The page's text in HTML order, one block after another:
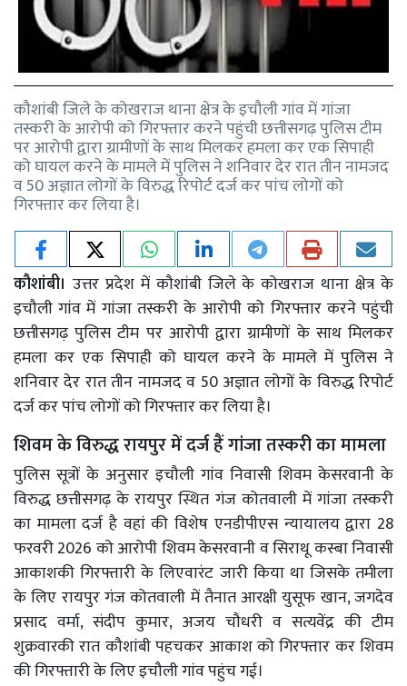
कौशांबी जिले के कोखराज थाना क्षेत्र के इचौली गांव में गांजा
तस्करी के आरोपी को गिरफ्तार करने पहुंची छत्तीसगढ़ पुलिस टीम
पर आरोपी द्वारा ग्रामीणों के साथ मिलकर हमला कर एक सिपाही
को घायल करने के मामले में पुलिस ने शनिवार देर रात तीन नामजद
व 50 अज्ञात लोगों के विरुद्ध रिपोर्ट दर्ज कर पांच लोगों को
गिरफ्तार कर लिया है।
कौशांबी। उत्तर प्रदेश में कौशांबी जिले के कोखराज थाना क्षेत्र के
इचौली गांव में गांजा तस्करी के आरोपी को गिरफ्तार करने पहुंची
छत्तीसगढ़ पुलिस टीम पर आरोपी द्वारा ग्रामीणों के साथ मिलकर
हमला कर एक सिपाही को घायल करने के मामले में पुलिस ने
शनिवार देर रात तीन नामजद व 50 अज्ञात लोगों के विरुद्ध रिपोर्ट
दर्ज कर पांच लोगों को गिरफ्तार कर लिया है।
शिवम के विरुद्ध रायपुर में दर्ज हैं गांजा तस्करी का मामला
पुलिस सूत्रों के अनुसार इचौली गांव निवासी शिवम केसरवानी के
विरुद्ध छत्तीसगढ़ के रायपुर स्थित गंज कोतवाली में गांजा तस्करी
का मामला दर्ज है वहां की विशेष एनडीपीएस न्यायालय द्वारा 28
फरवरी 2026 को आरोपी शिवम केसरवानी व सिराथू कस्बा निवासी
आकाशकी गिरफ्तारी के लिएवारंट जारी किया था जिसके तमीला
के लिए रायपुर गंज कोतवाली में तैनात आरक्षी युसूफ खान, जगदेव
प्रसाद वर्मा, संदीप कुमार, अजय चौधरी व सत्यवेंद्र की टीम
शुक्रवारकी रात कौशांबी पहचकर आकाश को गिरफ्तार कर शिवम
की गिरफ्तारी के लिए इचौली गांव पहुंच गई।